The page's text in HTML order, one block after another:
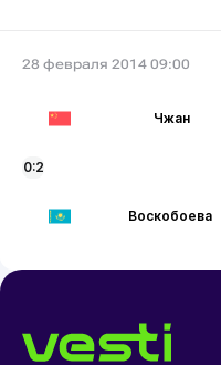
28 февраля 2014 09:00
Чжан
0:2
Воскобоева